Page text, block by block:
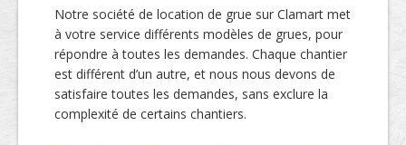
Notre société de location de grue sur Clamart met
à votre service différents modèles de grues, pour
répondre à toutes les demandes. Chaque chantier
est différent d’un autre, et nous nous devons de
satisfaire toutes les demandes, sans exclure la
complexité de certains chantiers.